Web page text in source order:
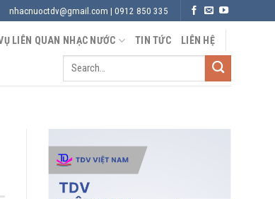
nhacnuoctdv@gmail.com | 0912 850 335
LIÊN QUAN NHẠC NƯỚC TIN TỨC LIÊN HỆ